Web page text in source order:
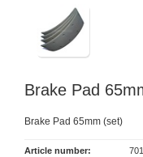
Brake Pad
Brake Pad 65mm (set)
Article number: